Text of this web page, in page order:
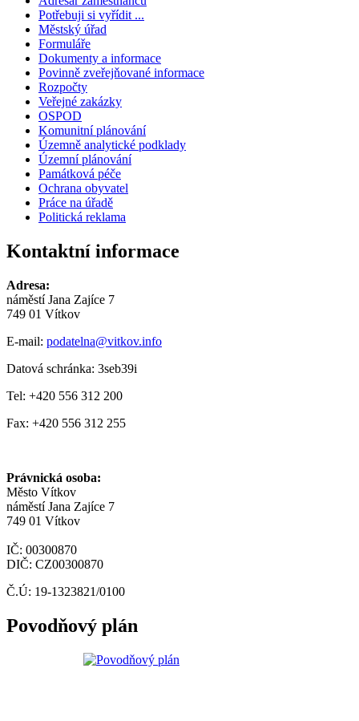
Potřebuji si vyřídit ...
Městský úřad
Formuláře
Dokumenty a informace
Povinně zveřejňované informace
Rozpočty
Veřejné zakázky
OSPOD
Komunitní plánování
Územně analytické podklady
Územní plánování
Památková péče
Ochrana obyvatel
Práce na úřadě
Politická reklama
Kontaktní informace
Adresa:
náměstí Jana Zajíce 7
749 01 Vítkov
E-mail: podatelna@vitkov.info
Datová schránka: 3seb39i
Tel: +420 556 312 200
Fax: +420 556 312 255
Právnická osoba:
Město Vítkov
náměstí Jana Zajíce 7
749 01 Vítkov
IČ: 00300870
DIČ: CZ00300870
Č.Ú: 19-1323821/0100
Povodňový plán